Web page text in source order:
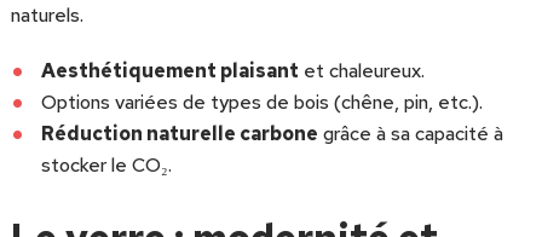
naturels.
Aesthétiquement plaisant et chaleureux.
Options variées de types de bois (chêne, pin, etc.).
Réduction naturelle carbone grâce à sa capacité à
stocker le CO₂.